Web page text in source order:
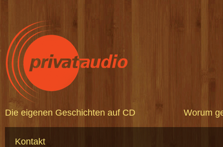
Die eigenen Geschichten auf CD Worum
Kontakt